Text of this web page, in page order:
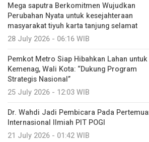
Mega saputra Berkomitmen Wujudkan
Perubahan Nyata untuk kesejahteraan
masyarakat tiyuh karta tanjung selamat
28 July 2026 - 06:16 WIB
Pemkot Metro Siap Hibahkan Lahan untuk
Kemenag, Wali Kota: “Dukung Program
Strategis Nasional”
25 July 2026 - 12:03 WIB
Dr. Wahdi Jadi Pembicara Pada
Internasional Ilmiah PIT POGI
21 July 2026 - 01:42 WIB